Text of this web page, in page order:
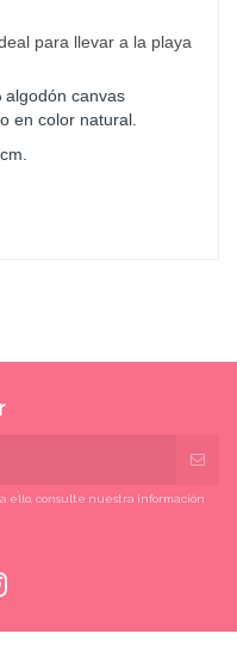
para llevar a la playa
algodón canvas
en color natural.
ello, consulte nuestra información